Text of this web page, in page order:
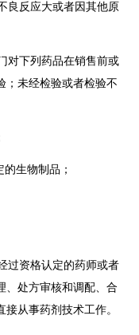
良反应大或者因其他原
对下列药品在销售前或
；未经检验或者检验不
生物制品；
过资格认定的药师或者
、处方审核和调配、合
从事药剂技术工作。